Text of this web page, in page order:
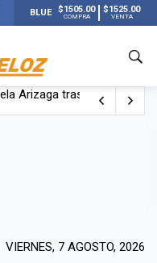
BLUE $1505.00
COMPRA
$1525.00
VENTA
su novia en San Luis:
VIERNES, 7 AGOSTO, 2026